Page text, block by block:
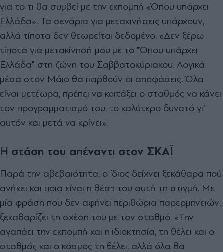
για το τι θα συμβεί με την εκπομπή «Όπου υπάρχει
Ελλάδα». Τα σενάρια για μετακινήσεις υπάρχουν,
αλλά τίποτα δεν θεωρείται δεδομένο. «Δεν ξέρω
τίποτα για μετακίνησή μου με το "Όπου υπάρχει
Ελλάδα" στη ζώνη του Σαββατοκύριακου. Λογικά
μέσα στον Μάιο θα παρθούν οι αποφάσεις. Όλα
είναι μετέωρα, πρέπει να κοιτάξει ο σταθμός να κάνει
τον προγραμματισμό του, το καλύτερο δυνατό γι'
αυτόν και μετά να κρίνει».
Η στάση του απέναντι στον ΣΚΑΪ
Παρά την αβεβαιότητα, ο ίδιος δείχνει ξεκάθαρα πού
ανήκει και ποια είναι η θέση του αυτή τη στιγμή. Με
μία φράση που δεν αφήνει περιθώρια παρερμηνειών,
ξεκαθαρίζει τη σχέση του με τον σταθμό. «Την
αγαπάει την εκπομπή και η ιδιοκτησία, τη θέλει και ο
σταθμός και ο κόσμος τη θέλει, αλλά όλα θα